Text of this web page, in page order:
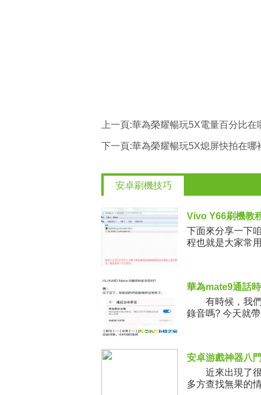
上一頁:華為榮耀暢玩5X電量百分比在
下一頁:華為榮耀暢玩5X熄屏快拍在哪
安卓刷機技巧
Vivo Y66刷機教
下面來分享一下
程也就是大家常
華為mate9通話
有時候，我們
錄音嗎? 今天就
安卓游戲神器八
近來出現了很
多方查找無果的